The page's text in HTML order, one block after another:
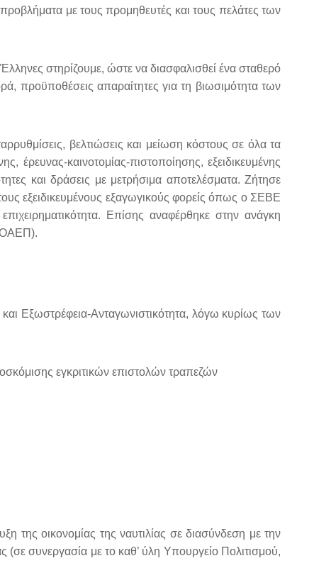
με τους προμηθευτές και τους πελάτες των
στηρίζουμε, ώστε να διασφαλισθεί ένα σταθερό
προϋποθέσεις απαραίτητες για τη βιωσιμότητα των
βελτιώσεις και μείωση κόστους σε όλα τα
έρευνας-καινοτομίας-πιστοποίησης, εξειδικευμένης
και δράσεις με μετρήσιμα αποτελέσματα. Ζήτησε
εξειδικευμένους εξαγωγικούς φορείς όπως ο ΣΕΒΕ
Επίσης αναφέρθηκε στην ανάγκη
Εξωστρέφεια-Ανταγωνιστικότητα, λόγω κυρίως των
εγκριτικών επιστολών τραπεζών
οικονομίας της ναυτιλίας σε διασύνδεση με την
(σε συνεργασία με το καθ’ ύλη Υπουργείο Πολιτισμού,